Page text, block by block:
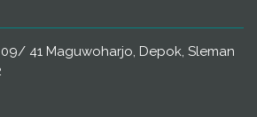
41 Maguwoharjo, Depok, Sleman